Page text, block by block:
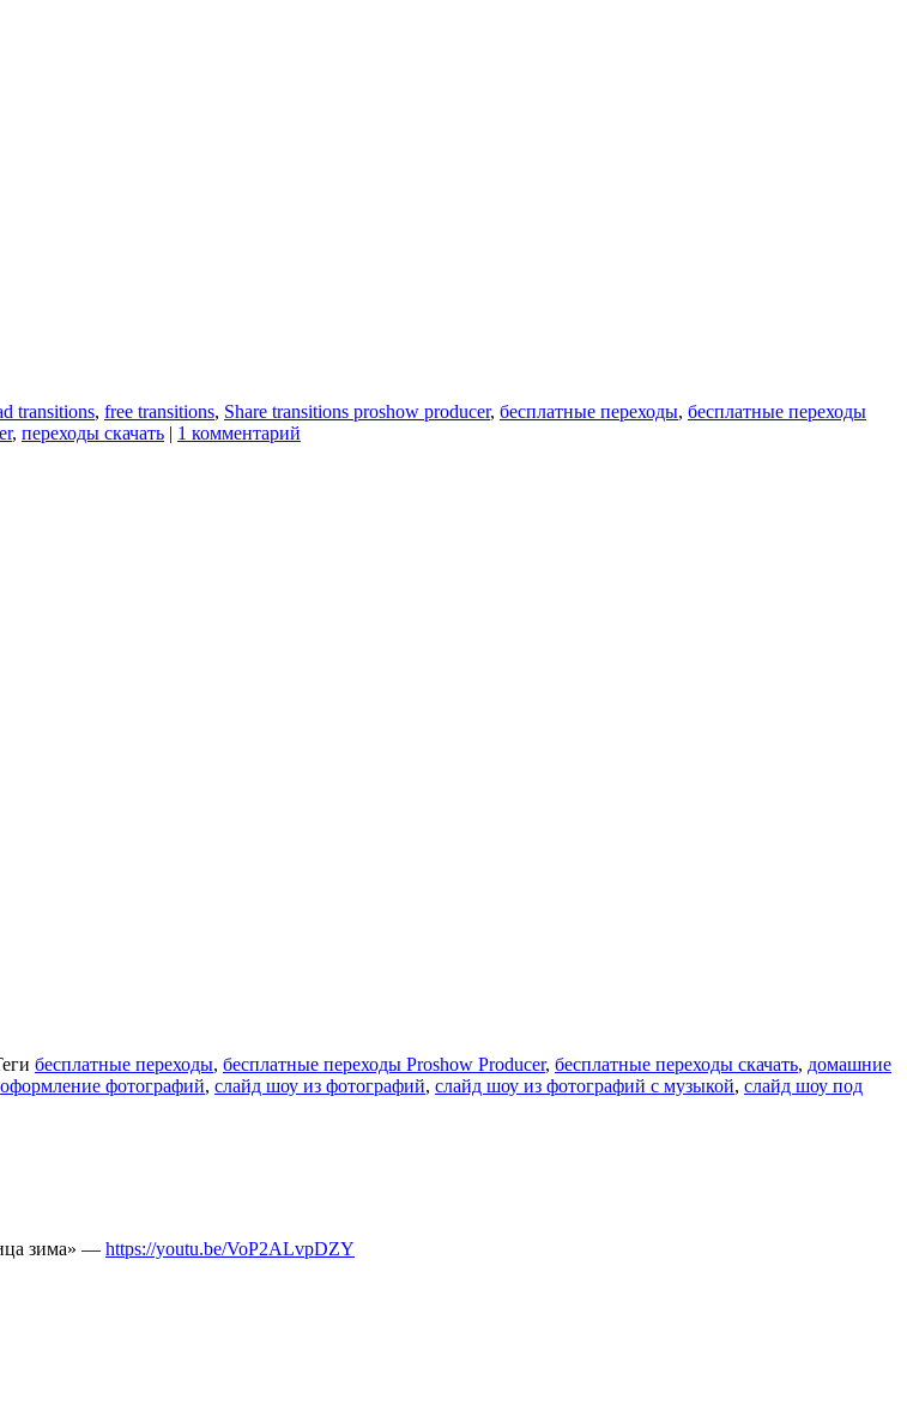
transitions, free transitions, Share transitions proshow producer, бесплатные переходы, бесплатные переходы
, переходы скачать | 1 комментарий
бесплатные переходы, бесплатные переходы Proshow Producer, бесплатные переходы скачать, домашние
оформление фотографий, слайд шоу из фотографий, слайд шоу из фотографий с музыкой, слайд шоу под
зима» — https://youtu.be/VoP2ALvpDZY